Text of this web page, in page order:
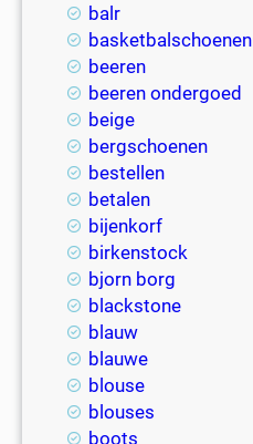
balr
basketbalschoenen
beeren
beeren ondergoed
beige
bergschoenen
bestellen
betalen
bijenkorf
birkenstock
bjorn borg
blackstone
blauw
blauwe
blouse
blouses
boots